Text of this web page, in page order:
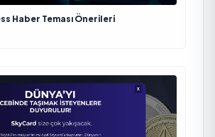
Haber Teması Önerileri